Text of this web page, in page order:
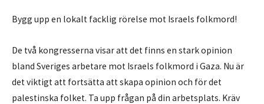
Bygg upp en lokalt facklig rörelse mot Israels folkmord!
De två kongresserna visar att det finns en stark opinion
bland Sveriges arbetare mot Israels folkmord i Gaza. Nu är
det viktigt att fortsätta att skapa opinion och för det
palestinska folket. Ta upp frågan på din arbetsplats. Kräv